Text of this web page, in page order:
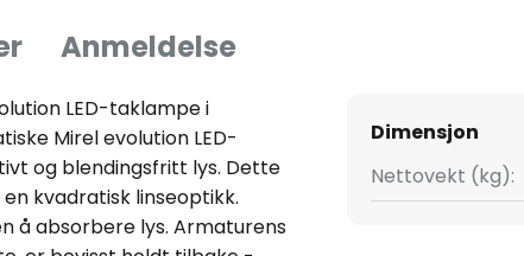
Anmeldelse
LED-taklampe i
Mirel evolution LED-
og blendingsfritt lys. Dette
kvadratisk linseoptikk.
å absorbere lys. Armaturens
Dimensjon
Nettovekt (kg):